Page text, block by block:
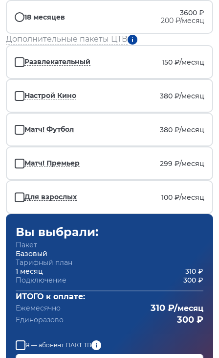
18 месяцев
3600 ₽
200 ₽/месяц
Дополнительные пакеты ЦТВ
Развлекательный 150 ₽/месяц
Настрой Кино 380 ₽/месяц
Матч! Футбол 380 ₽/месяц
Матч! Премьер 299 ₽/месяц
Для взрослых 100 ₽/месяц
Вы выбрали:
Пакет
Базовый
Тарифный план
1 месяц
310 ₽
Подключение
300 ₽
ИТОГО к оплате:
Ежемесячно 310 ₽/месяц
Единоразово 300 ₽
Я — абонент ПАКТ ТВ